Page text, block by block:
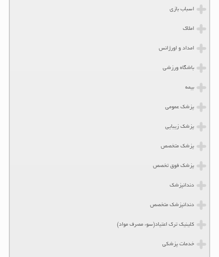
اسباب بازی
املاک
امداد و اورژانس
باشگاه ورزشی
بیمه
پزشک عمومی
پزشک زیبایی
پزشک متخصص
پزشک فوق تخصص
دندانپزشک
دندانپزشک متخصص
کلینیک ترک اعتیاد(سوء مصرف مواد)
خدمات پزشکی